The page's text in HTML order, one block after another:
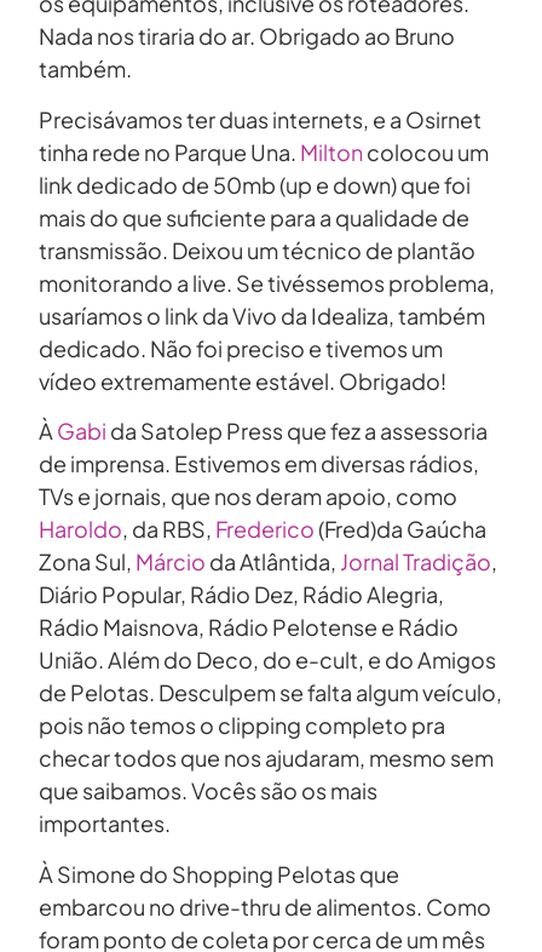
Nada nos tiraria do ar. Obrigado ao Bruno
também.
Precisávamos ter duas internets, e a Osirnet
tinha rede no Parque Una. Miltoncolocou um
link dedicado de 50mb (up e down) que foi
mais do que suficiente para a qualidade de
transmissão. Deixou um técnico de plantão
monitorando a live. Se tivéssemos problema,
usaríamos o link da Vivo da Idealiza, também
dedicado. Não foi preciso e tivemos um
vídeo extremamente estável. Obrigado!
À Gabi da Satolep Press que fez a assessoria
de imprensa. Estivemos em diversas rádios,
TVs e jornais, que nos deram apoio, como
Haroldo, da RBS, Frederico(Fred)da Gaúcha
Zona Sul, Márcio da Atlântida, Jornal Tradição,
Diário Popular, Rádio Dez, Rádio Alegria,
Rádio Maisnova, Rádio Pelotense e Rádio
União. Além do Deco, do e-cult, e do Amigos
de Pelotas. Desculpem se falta algum veículo,
pois não temos o clipping completo pra
checar todos que nos ajudaram, mesmo sem
que saibamos. Vocês são os mais
importantes.
À Simone do Shopping Pelotas que
embarcou no drive-thru de alimentos. Como
foram ponto de coleta por cerca de um mês